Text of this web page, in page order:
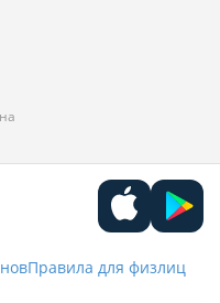
Правила для физлиц